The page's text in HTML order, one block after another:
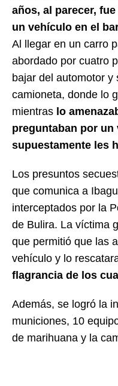
años, al parecer,
un vehículo en el
Al llegar en un carro
abordado por cuatro
bajar del automotor y
camioneta, donde lo
mientras lo
preguntaban por un
supuestamente les
Los presuntos
que comunica a
interceptados por la
de Bulira. La víctima
que permitió que las
vehículo y lo
flagrancia de los
Además, se logró la
municiones, 10
de marihuana y la